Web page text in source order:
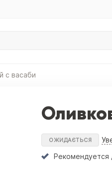
с васаби
ОЖИДАЄТЬСЯ
Рекомендуется